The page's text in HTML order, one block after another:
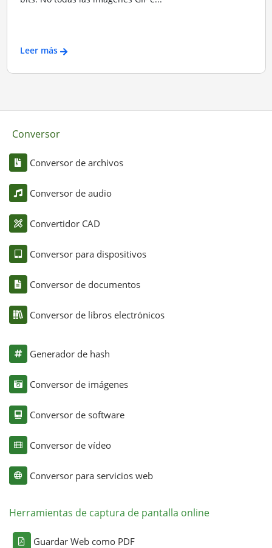
Leer más
Conversor
Conversor de archivos
Conversor de audio
Convertidor CAD
Conversor para dispositivos
Conversor de documentos
Conversor de libros electrónicos
Generador de hash
Conversor de imágenes
Conversor de software
Conversor de vídeo
Conversor para servicios web
Herramientas de captura de pantalla online
Guardar Web como PDF